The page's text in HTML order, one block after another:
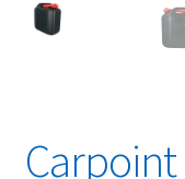
Videos